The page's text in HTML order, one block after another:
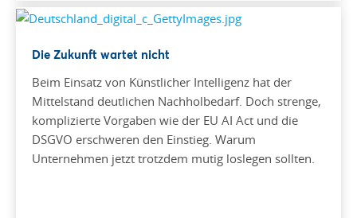
Die Zukunft wartet nicht
Beim Einsatz von Künstlicher Intelligenz hat der
Mittelstand deutlichen Nachholbedarf. Doch strenge,
komplizierte Vorgaben wie der EU AI Act und die
DSGVO erschweren den Einstieg. Warum
Unternehmen jetzt trotzdem mutig loslegen sollten.